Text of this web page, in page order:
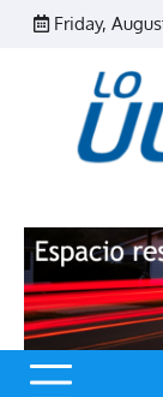
Skip
Friday,